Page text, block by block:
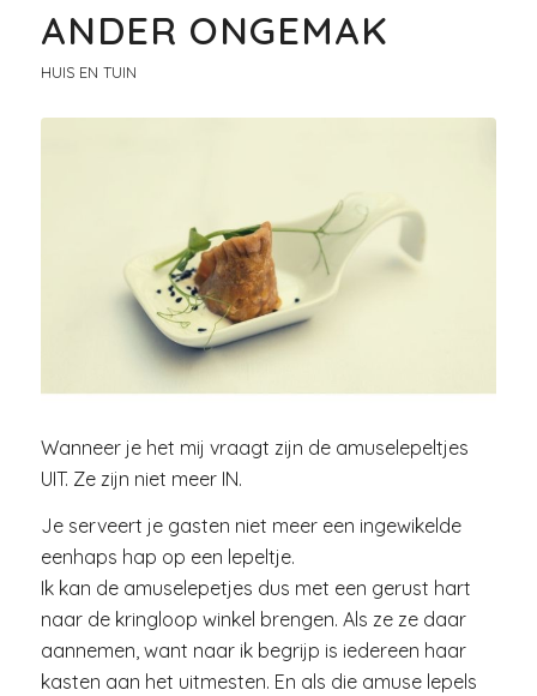
ANDER ONGEMAK
HUIS EN TUIN
Wanneer je het mij vraagt zijn de amuselepeltjes
UIT. Ze zijn niet meer IN.
Je serveert je gasten niet meer een ingewikelde
eenhaps hap op een lepeltje.
Ik kan de amuselepetjes dus met een gerust hart
naar de kringloop winkel brengen. Als ze ze daar
aannemen, want naar ik begrijp is iedereen haar
kasten aan het uitmesten. En als die amuse lepels